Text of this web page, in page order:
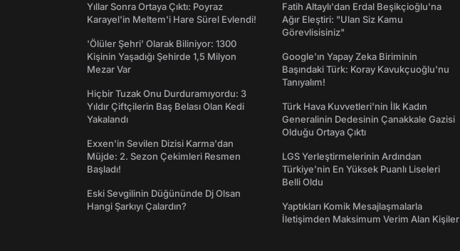
Yıllar Sonra Ortaya Çıktı: Poyraz
Karayel'in Meltem'i Hare Sürel Evlendi!
'Ölüler Şehri' Olarak Biliniyor: 1300
Kişinin Yaşadığı Şehirde 1,5 Milyon
Mezar Var
Hiçbir Tuzak Onu Durduramıyordu: 3
Yıldır Çiftçilerin Baş Belası Olan Kedi
Yakalandı
Exxen'in Sevilen Dizisi Karma'dan
Müjde: 2. Sezon Çekimleri Resmen
Başladı!
Eski Sevgilinin Düğününde Dj Olsan
Hangi Şarkıyı Çalardın?
Fatih Altaylı'dan Erdal Beşikçioğlu'na
Ağır Eleştiri: "Ulan Siz Kamu
Görevlisisiniz"
Google'ın Yapay Zeka Biriminin
Başındaki Türk: Koray Kavukçuoğlu'nu
Tanıyalım!
Türk Hava Kuvvetleri'nin İlk Kadın
Generalinin Dedesinin Çanakkale Gazisi
Olduğu Ortaya Çıktı
LGS Yerleştirmelerinin Ardından
Türkiye'nin En Yüksek Puanlı Liseleri
Belli Oldu
Yaptıkları Komik Mesajlaşmalarla
İletişimden Maksimum Verim Alan Kişiler